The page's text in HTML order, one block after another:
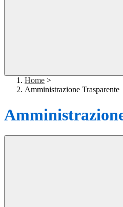
Home >
Amministrazione Trasparente